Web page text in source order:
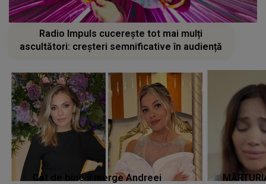
Radio Impuls cucerește tot mai mulți
ascultători: creșteri semnificative în audiență
Cât de bine îi merge Andreei